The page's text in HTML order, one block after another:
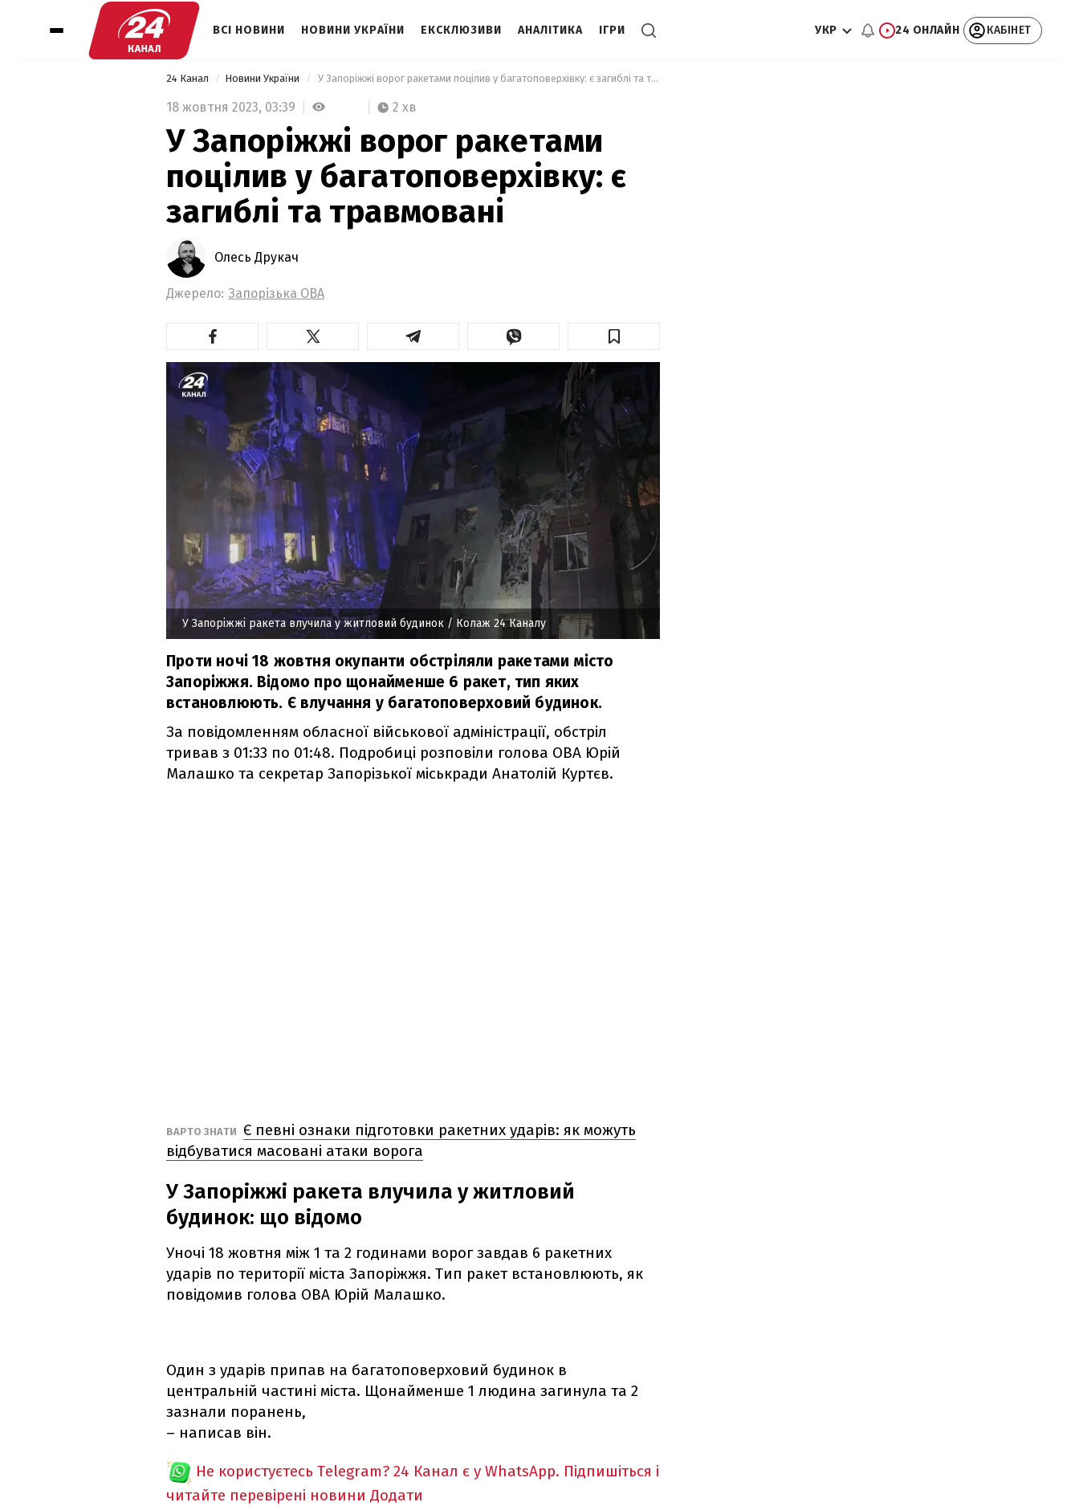
ВСІ НОВИНИ НОВИНИ УКРАЇНИ ЕКСКЛЮЗИВИ АНАЛІТИКА ІГРИ УКР 24 ОНЛАЙН КАБІНЕТ
24 Канал Новини України У Запоріжжі ворог ракетами поцілив у багатоповерхівку: є загиблі та травмовані
18 жовтня 2023, 03:39 2 хв
У Запоріжжі ворог ракетами
поцілив у багатоповерхівку: є
загиблі та травмовані
Олесь Друкач
Джерело: Запорізька ОВА
У Запоріжжі ракета влучила у житловий будинок / Колаж 24 Каналу
Проти ночі 18 жовтня окупанти обстріляли ракетами місто
Запоріжжя. Відомо про щонайменше 6 ракет, тип яких
встановлюють. Є влучання у багатоповерховий будинок.
За повідомленням обласної військової адміністрації, обстріл
тривав з 01:33 по 01:48. Подробиці розповіли голова ОВА Юрій
Малашко та секретар Запорізької міськради Анатолій Куртєв.
ВАРТО ЗНАТИ
Є певні ознаки підготовки ракетних ударів: як можуть
відбуватися масовані атаки ворога
У Запоріжжі ракета влучила у житловий
будинок: що відомо
Уночі 18 жовтня між 1 та 2 годинами ворог завдав 6 ракетних
ударів по території міста Запоріжжя. Тип ракет встановлюють, як
повідомив голова ОВА Юрій Малашко.
Один з ударів припав на багатоповерховий будинок в
центральній частині міста. Щонайменше 1 людина загинула та 2
зазнали поранень,
– написав він.
Не користуєтесь Telegram? 24 Канал є у WhatsApp. Підпишіться і
читайте перевірені новини Додати